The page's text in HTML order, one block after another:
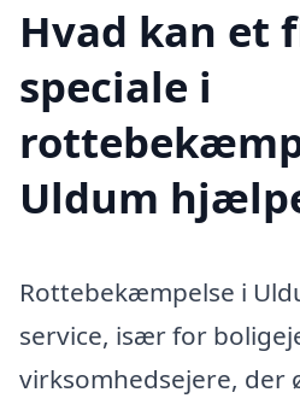
Hvad kan et
speciale i
Uldum
Rottebekæmpelse i
service, især for
virksomhedsejere, der